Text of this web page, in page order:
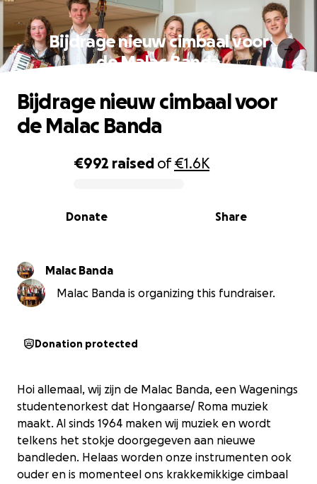
Bijdrage nieuw cimbaal voor
de Malac Banda
0% complete
€992 raised of€1.6K
Share
Donate
Bijdrage nieuw cimbaal voor
de Malac Banda
Malac Banda
Malac Banda is organizing this fundraiser.
Donation protected
Hoi allemaal, wij zijn de Malac Banda, een Wagenings
studentenorkest dat Hongaarse/ Roma muziek
maakt. Al sinds 1964 maken wij muziek en wordt
telkens het stokje doorgegeven aan nieuwe
bandleden. Helaas worden onze instrumenten ook
ouder en is momenteel ons krakkemikkige cimbaal